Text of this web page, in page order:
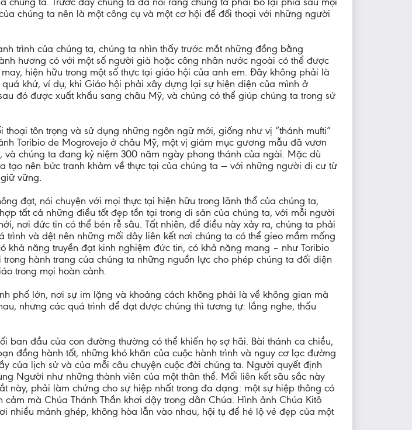
chúng ta nên là một công cụ và một cơ hội để đối thoại với những người
trình của chúng ta, chúng ta nhìn thấy trước mắt những đồng bằng
hương có với một số người già hoặc công nhân nước ngoài có thể được
hiện hữu trong một số thực tại giáo hội của anh em. Đây không phải là
khứ, ví dụ, khi Giáo hội phải xây dựng lại sự hiện diện của mình ở
đó được xuất khẩu sang châu Mỹ, và chúng có thể giúp chúng ta trong sứ
tôn trọng và sử dụng những ngôn ngữ mới, giống như vị “thánh mufti”
Toribio de Mogrovejo ở châu Mỹ, một vị giám mục gương mẫu đã vươn
chúng ta đang kỷ niệm 300 năm ngày phong thánh của ngài. Mặc dù
tạo nên bức tranh khảm về thực tại của chúng ta — với những người di cư từ
vững.
đạt, nói chuyện với mọi thực tại hiện hữu trong lãnh thổ của chúng ta,
tất cả những điều tốt đẹp tồn tại trong di sản của chúng ta, với mỗi người
nơi đức tin có thể bén rễ sâu. Tất nhiên, để điều này xảy ra, chúng ta phải
và dệt nên những mối dây liên kết nơi chúng ta có thể gieo mầm mống
năng truyền đạt kinh nghiệm đức tin, có khả năng mang – như Toribio
hành trang của chúng ta những nguồn lực cho phép chúng ta đối diện
trong mọi hoàn cảnh.
phố lớn, nơi sự im lặng và khoảng cách không phải là về không gian mà
nhưng các quá trình để đạt được chúng thì tương tự: lắng nghe, thấu
đầu của con đường thường có thể khiến họ sợ hãi. Bài thánh ca chiều,
đồng hành tốt, những khó khăn của cuộc hành trình và nguy cơ lạc đường
lịch sử và của mỗi câu chuyện cuộc đời chúng ta. Người quyết định
Người như những thành viên của một thân thể. Mối liên kết sâu sắc này
phải làm chứng cho sự hiệp nhất trong đa dạng: một sự hiệp thông có
mà Chúa Thánh Thần khơi dậy trong dân Chúa. Hình ảnh Chúa Kitô
nhiều mảnh ghép, không hòa lẫn vào nhau, hội tụ để hé lộ vẻ đẹp của một